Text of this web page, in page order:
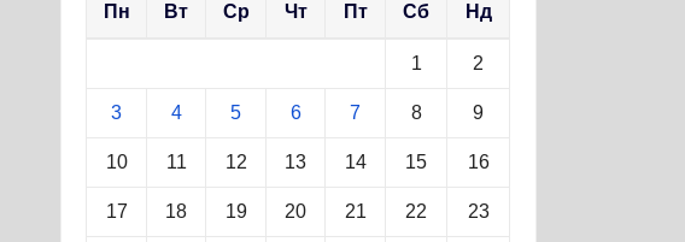
Пн Вт Ср Чт Пт Сб Нд
1 2
3 4 5 6 7 8 9
10 11 12 13 14 15 16
17 18 19 20 21 22 23